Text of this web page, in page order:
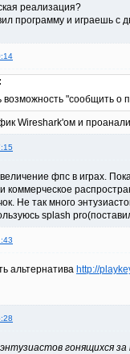
реализация?
программу и играешь с
возможность "сообщить о
Wireshark'ом и
фпс в играх.
коммерческое
Не так много
splash
альтернатива http://
гонящихся